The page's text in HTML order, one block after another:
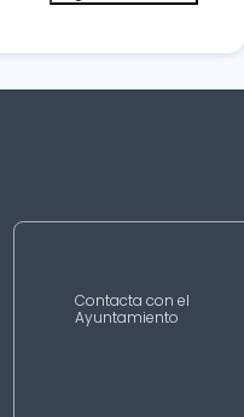
Contacta con el
Ayuntamiento